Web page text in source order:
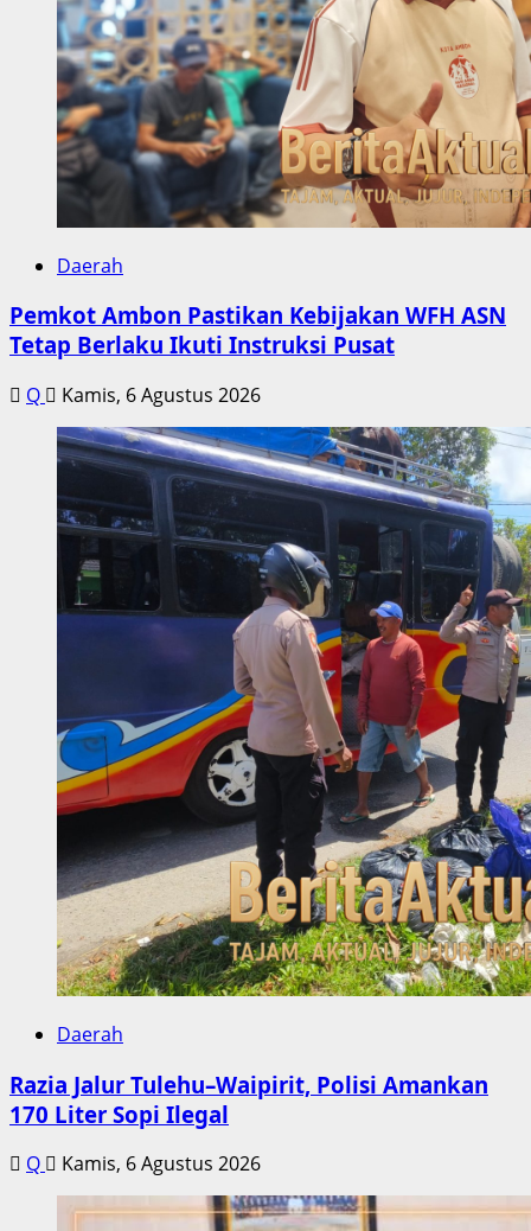
Daerah
Pemkot Ambon Pastikan Kebijakan WFH ASN
Tetap Berlaku Ikuti Instruksi Pusat
Q Kamis, 6 Agustus 2026
Daerah
Razia Jalur Tulehu–Waipirit, Polisi Amankan
170 Liter Sopi Ilegal
Q Kamis, 6 Agustus 2026